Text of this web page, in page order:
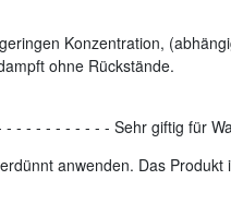
Konzentration,
ohne Rückstände.
- - - - - - - - - - - Sehr giftig für
anwenden. Das